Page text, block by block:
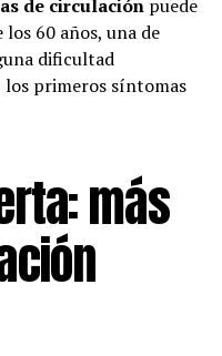
de circulación puede
60 años, una de
dificultad
los primeros síntomas
más